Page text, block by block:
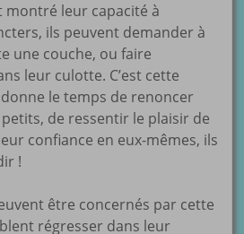
montré leur capacité à
ils peuvent demander à
une couche, ou faire
leur culotte. C’est cette
le temps de renoncer
de ressentir le plaisir de
confiance en eux-mêmes, ils
!
être concernés par cette
régresser dans leur